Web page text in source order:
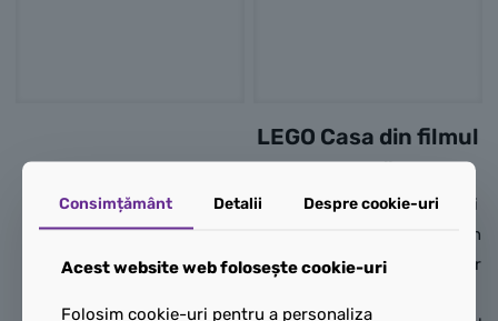
LEGO Winnie de Pluș
Fanii filmelor Disney pot
LEGO Casa din filmul
„Up”
Aventura îi așteaptă pe fanii
Disney de 9 ani și mai mari în
setul LEGO® | Disney și Pixar
Consimțământ Detalii Despre cookie-uri
Acest website web folosește cookie-uri
Folosim cookie-uri pentru a personaliza